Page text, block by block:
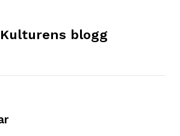
Kulturens blogg